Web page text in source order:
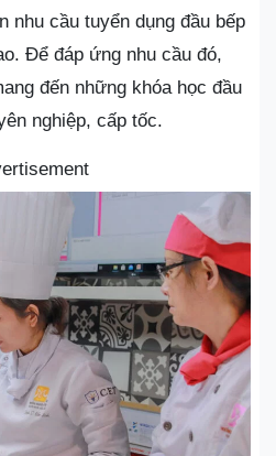
nhu cầu tuyển dụng đầu bếp
Để đáp ứng nhu cầu đó,
đến những khóa học đầu
nghiệp, cấp tốc.